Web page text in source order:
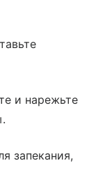
и нарежьте
запекания,